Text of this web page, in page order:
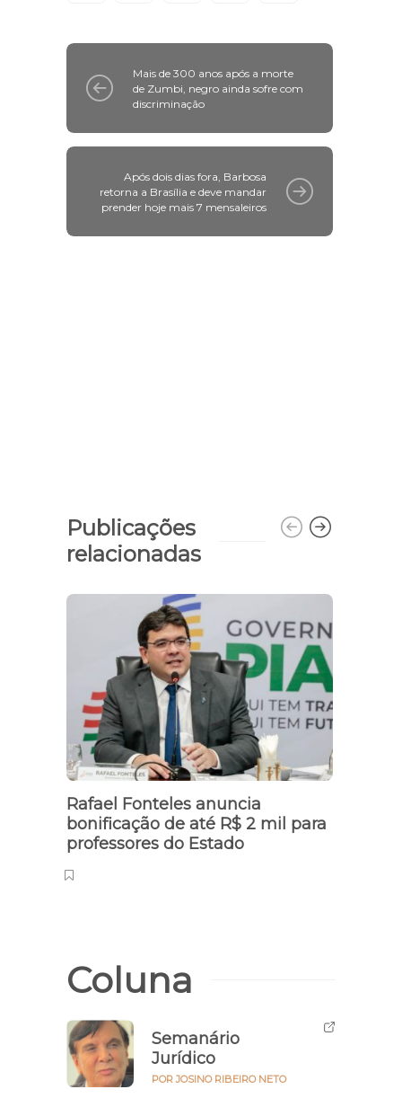
Mais de 300 anos após a morte
de Zumbi, negro ainda sofre com
discriminação
Após dois dias fora, Barbosa
retorna a Brasília e deve mandar
prender hoje mais 7 mensaleiros
Publicações
relacionadas
Rafael Fonteles anuncia
bonificação de até R$ 2 mil para
professores do Estado
Coluna
Semanário
Jurídico
POR JOSINO RIBEIRO NETO